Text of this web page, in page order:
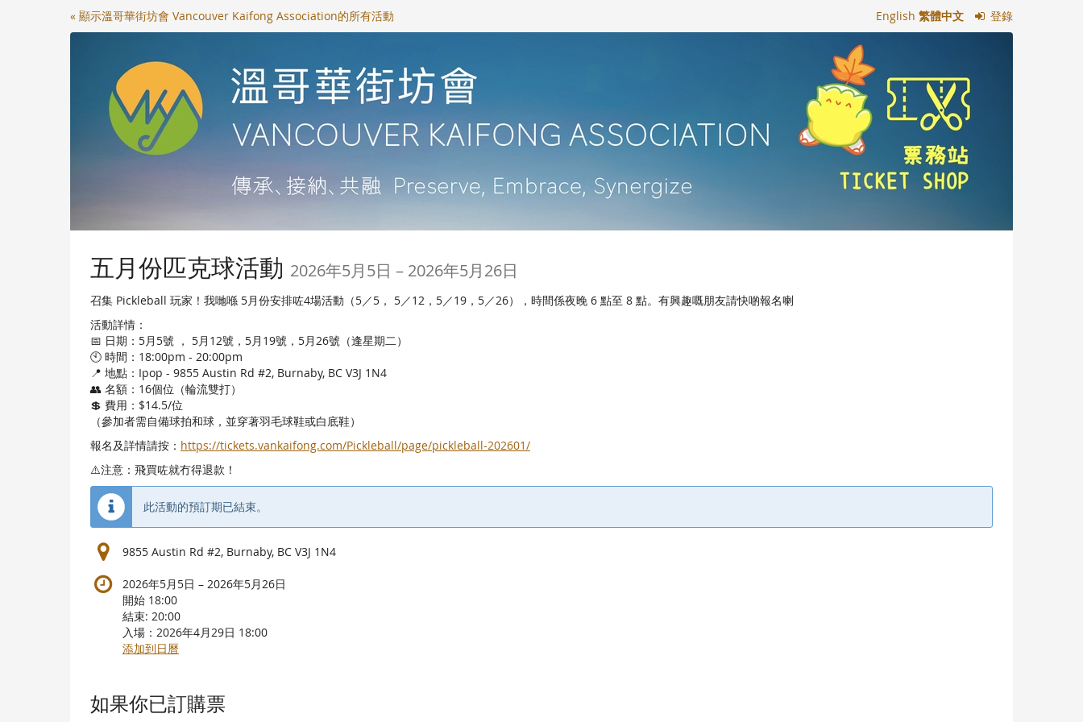
English 繁體中文 登錄
« 顯示溫哥華街坊會 Vancouver Kaifong Association的所有活動
五月份匹克球活動 2026年5月5日 – 直
到
2026年5月26日
召集 Pickleball 玩家！我哋喺 5月份安排咗4場活動（5／5， 5／12，5／19，5／26），時間係夜晚 6 點至 8 點。有興趣嘅朋友請快啲報名喇
活動詳情：
📅 日期：5月5號 ， 5月12號，5月19號，5月26號（逢星期二）
🕙 時間：18:00pm - 20:00pm
📍 地點：Ipop - 9855 Austin Rd #2, Burnaby, BC V3J 1N4
👥 名額：16個位（輪流雙打）
💲 費用：$14.5/位
（參加者需自備球拍和球，並穿著羽毛球鞋或白底鞋）
報名及詳情請按： https://tickets.vankaifong.com/Pickleball/page/pickleball-202601/
⚠️注意：飛買咗就冇得退款！
此活動的預訂期已結束。
9855 Austin Rd #2, Burnaby, BC V3J 1N4
2026年5月5日 –直2026年5月26日
開始 18:00
結束: 20:00
入場： 2026年4月29日 18:00
添加到日曆
品
如果你已訂購票